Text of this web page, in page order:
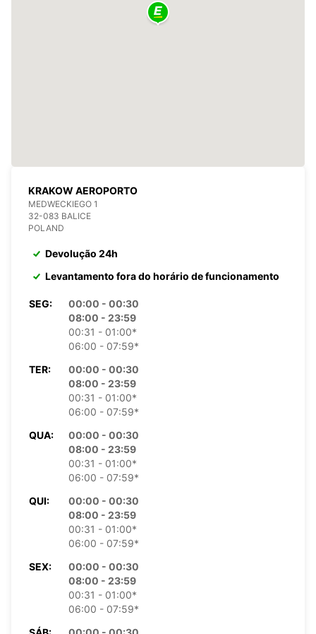
KRAKOW AEROPORTO
MEDWECKIEGO 1
32-083 BALICE
POLAND
Devolução 24h
Levantamento fora do horário de funcionamento
SEG:
00:00 - 00:30
08:00 - 23:59
00:31 - 01:00*
06:00 - 07:59*
TER:
00:00 - 00:30
08:00 - 23:59
00:31 - 01:00*
06:00 - 07:59*
QUA:
00:00 - 00:30
08:00 - 23:59
00:31 - 01:00*
06:00 - 07:59*
QUI:
00:00 - 00:30
08:00 - 23:59
00:31 - 01:00*
06:00 - 07:59*
SEX:
00:00 - 00:30
08:00 - 23:59
00:31 - 01:00*
06:00 - 07:59*